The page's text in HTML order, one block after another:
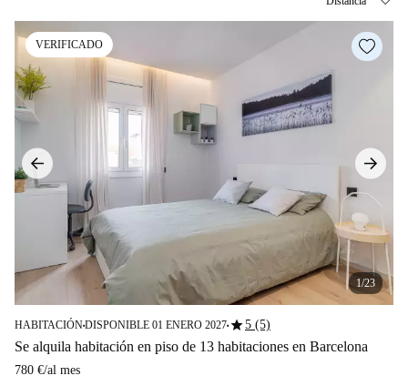
VERIFICADO
1/23
HABITACIÓN■DISPONIBLE 01 ENERO 2027■star5 (5)
Se alquila habitación en piso de 13 habitaciones en Barcelona
780 €/al mes